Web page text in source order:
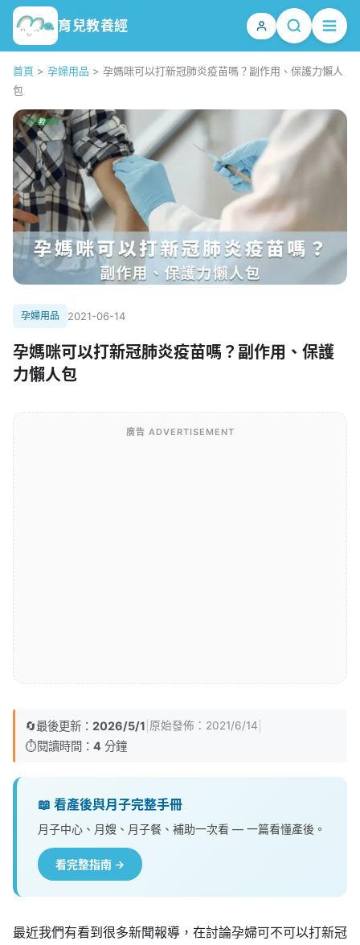
育兒教養經
首頁 > 孕婦用品 > 孕媽咪可以打新冠肺炎疫苗嗎？副作用、保護力懶人
包
孕婦用品 2021-06-14
孕媽咪可以打新冠肺炎疫苗嗎？副作用、保護
力懶人包
廣告 ADVERTISEMENT
🔄最後更新： 2026/5/1 原始發佈： 2021/6/14
⏱️閱讀時間： 4 分鐘
📖 看產後與月子完整手冊
月子中心、月嫂、月子餐、補助一次看 — 一篇看懂產後。
看完整指南 →
最近我們有看到很多新聞報導，在討論孕婦可不可以打新冠